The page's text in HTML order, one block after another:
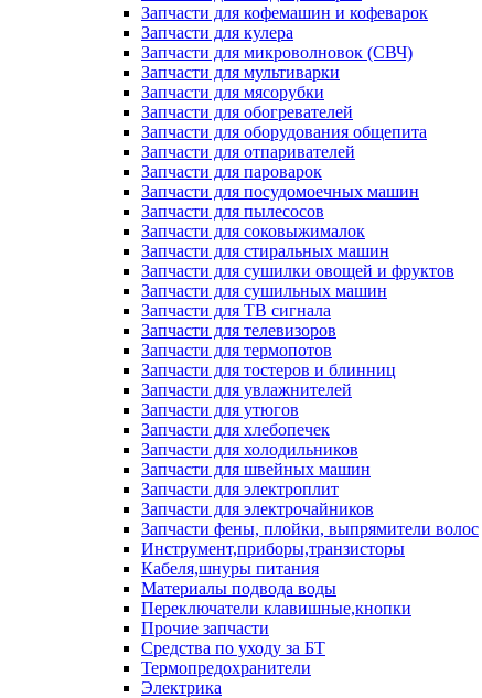
Запчасти для кофемашин и кофеварок
Запчасти для кулера
Запчасти для микроволновок (СВЧ)
Запчасти для мультиварки
Запчасти для мясорубки
Запчасти для обогревателей
Запчасти для оборудования общепита
Запчасти для отпаривателей
Запчасти для пароварок
Запчасти для посудомоечных машин
Запчасти для пылесосов
Запчасти для соковыжималок
Запчасти для стиральных машин
Запчасти для сушилки овощей и фруктов
Запчасти для сушильных машин
Запчасти для ТВ сигнала
Запчасти для телевизоров
Запчасти для термопотов
Запчасти для тостеров и блинниц
Запчасти для увлажнителей
Запчасти для утюгов
Запчасти для хлебопечек
Запчасти для холодильников
Запчасти для швейных машин
Запчасти для электроплит
Запчасти для электрочайников
Запчасти фены, плойки, выпрямители волос
Инструмент,приборы,транзисторы
Кабеля,шнуры питания
Материалы подвода воды
Переключатели клавишные,кнопки
Прочие запчасти
Средства по уходу за БТ
Термопредохранители
Электрика